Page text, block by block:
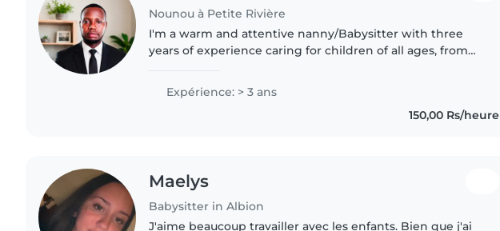
Nounou à Petite Rivière
I'm a warm and attentive nanny/Babysitter with three
years of experience caring for children of all ages, from
with a completed..
Expérience: > 3 ans
150,00 Rs/heure
Maelys
Babysitter in Albion
J'aime beaucoup travailler avec les enfants. Bien que j'ai